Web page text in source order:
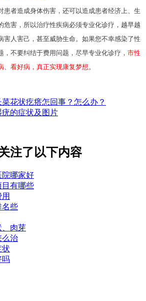
患者造成身体伤害，还可以造成患者经济上、生
危害，所以治疗性疾病必须专业化诊疗，越早越
害人害己，甚至威胁生命。如果您不幸感染了性
，不要纠结于费用问题，尽早专业化诊疗， 市性
、看好病，真正实现康复梦想。
花状疙瘩怎回事？怎么办？
疣的症状及图片
注了以下内容
院哪家好
目有哪些
名些
、肉芽
么治
状
吗